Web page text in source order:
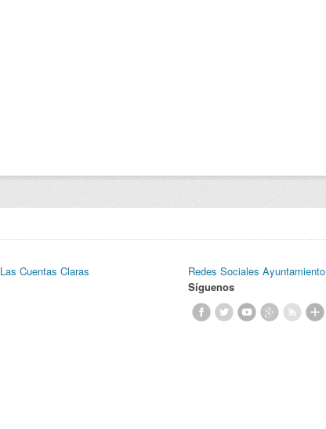
Las Cuentas Claras
Redes Sociales Ayuntamiento
Síguenos